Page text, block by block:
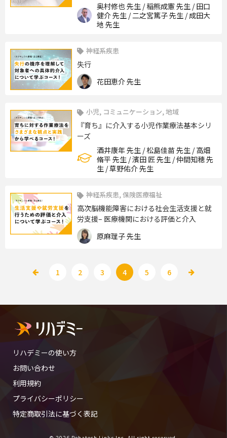
奥村修也 先生 / 稲熊成憲 先生 / 田口
健介 先生 / 二之宮篤子 先生 / 成田大
地 先生
神経系疾患
失行
花田恵介 先生
小児, コミュニケーション, 地域
『育ち』に介入する小児作業療法基本シリ
ーズ
酒井康年 先生 / 松島佳苗 先生 / 高畑
脩平 先生 / 濱田 匠 先生 / 仲間知穂 先
生 / 草野佑介 先生
神経系疾患, 保険医療福祉
高次脳機能障害における社会生活支援と就
労支援– 医療機関における評価と介入
原麻理子 先生
1 2 3 4 5 6
リハデミーの使い方
お問い合わせ
利用規約
プライバシーポリシー
特定商取引法に基づく表記